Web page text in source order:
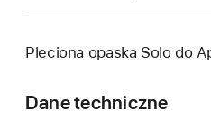
Pleciona opaska Solo do
Dane techniczne